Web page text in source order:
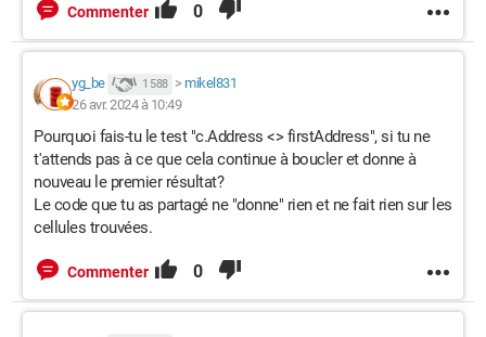
Commenter 0
yg_be 1 588 > mikel831
26 avr. 2024 à 10:49
Pourquoi fais-tu le test "c.Address <> firstAddress", si tu ne
t'attends pas à ce que cela continue à boucler et donne à
nouveau le premier résultat?
Le code que tu as partagé ne "donne" rien et ne fait rien sur les
cellules trouvées.
Commenter 0